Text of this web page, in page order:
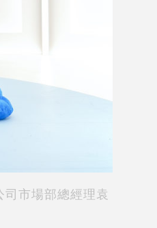
市場部總經理袁